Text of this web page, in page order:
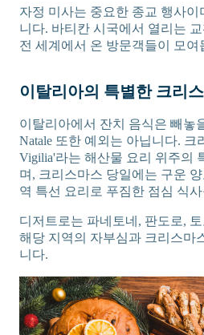
자정 미사는 중요한 종교 행사
니다. 바티칸 시국에서 열리는
전 세계에서 온 방문객들이 모여
이탈리아의 특별한 크리
이탈리아에서 잔치 음식은 빼놓
Natale 또한 예외는 아닙니다. 크
Vigilia'라는 해산물 요리 위주의
며, 크리스마스 당일에는 구운
역 특선 요리로 푸짐한 점심 식
디저트로는 파네토네, 판도로,
해당 지역의 자부심과 크리스마
니다.